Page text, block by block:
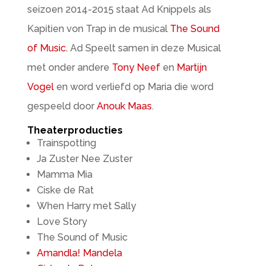
seizoen 2014-2015 staat Ad Knippels als
Kapitien von Trap in de musical The Sound
of Music.Ad Speelt samen in deze Musical
met onder andere Tony Neefen Martijn
Vogelen word verliefd op Maria die word
gespeeld door Anouk Maas.
Theaterproducties
Trainspotting
Ja Zuster Nee Zuster
Mamma Mia
Ciske de Rat
When Harry met Sally
Love Story
The Sound of Music
Amandla! Mandela